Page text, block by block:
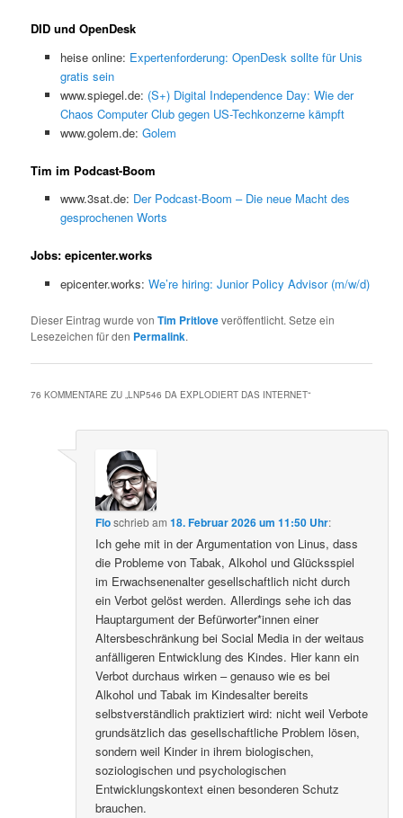
DID und OpenDesk
heise online: Expertenforderung: OpenDesk sollte für Unis
gratis sein
www.spiegel.de: (S+) Digital Independence Day: Wie der
Chaos Computer Club gegen US-Techkonzerne kämpft
www.golem.de: Golem
Tim im Podcast-Boom
www.3sat.de: Der Podcast-Boom – Die neue Macht des
gesprochenen Worts
Jobs: epicenter.works
epicenter.works: We’re hiring: Junior Policy Advisor (m/w/d)
Dieser Eintrag wurde vonTim Pritloveveröffentlicht. Setze ein
Lesezeichen für den Permalink.
76 KOMMENTARE ZU „LNP546 DA EXPLODIERT DAS INTERNET“
Floschriebam18. Februar 2026 um 11:50 Uhr:
Ich gehe mit in der Argumentation von Linus, dass
die Probleme von Tabak, Alkohol und Glücksspiel
im Erwachsenenalter gesellschaftlich nicht durch
ein Verbot gelöst werden. Allerdings sehe ich das
Hauptargument der Befürworter*innen einer
Altersbeschränkung bei Social Media in der weitaus
anfälligeren Entwicklung des Kindes. Hier kann ein
Verbot durchaus wirken – genauso wie es bei
Alkohol und Tabak im Kindesalter bereits
selbstverständlich praktiziert wird: nicht weil Verbote
grundsätzlich das gesellschaftliche Problem lösen,
sondern weil Kinder in ihrem biologischen,
soziologischen und psychologischen
Entwicklungskontext einen besonderen Schutz
brauchen.